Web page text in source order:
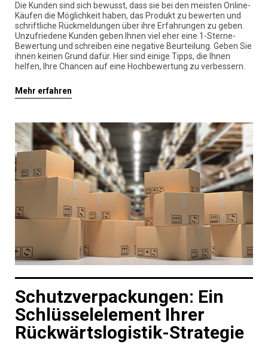
Die Kunden sind sich bewusst, dass sie bei den meisten Online-
Käufen die Möglichkeit haben, das Produkt zu bewerten und
schriftliche Rückmeldungen über ihre Erfahrungen zu geben.
Unzufriedene Kunden geben Ihnen viel eher eine 1-Sterne-
Bewertung und schreiben eine negative Beurteilung. Geben Sie
ihnen keinen Grund dafür. Hier sind einige Tipps, die Ihnen
helfen, Ihre Chancen auf eine Hochbewertung zu verbessern.
Mehr erfahren
Schutzverpackungen: Ein
Schlüsselelement Ihrer
Rückwärtslogistik-Strategie